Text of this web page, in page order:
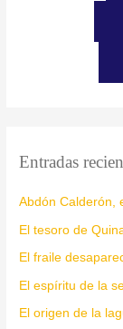
Entradas
Abdón Calderón,
El tesoro de
El fraile
El espíritu de la
El origen de la